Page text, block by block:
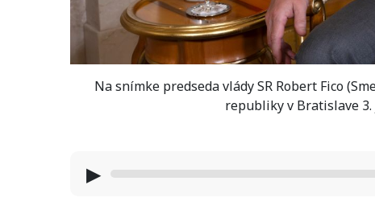
Na snímke predseda vlády SR Robert Fico
republiky v Bratislave 3.
▶